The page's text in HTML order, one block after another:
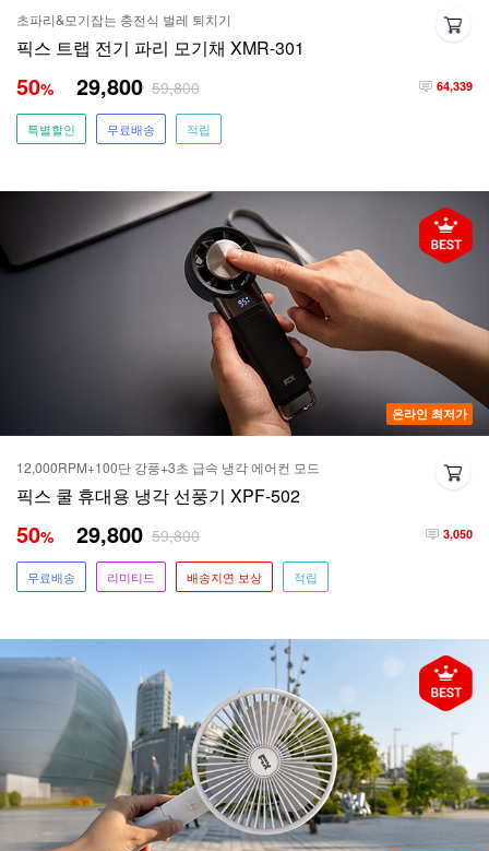
초파리&모기잡는 충전식 벌레 퇴치기
픽스 트랩 전기 파리 모기채 XMR-301
64,339
50% 29,800 59,800
특별할인 무료배송 적립
온라인 최저가
12,000RPM+100단 강풍+3초 급속 냉각 에어컨 모드
픽스 쿨 휴대용 냉각 선풍기 XPF-502
3,050
50% 29,800 59,800
무료배송 리미티드 배송지연 보상 적립